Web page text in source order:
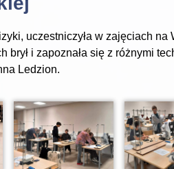
uczestniczyła w zajęciach na
brył i zapoznała się z różnymi
Ledzion.